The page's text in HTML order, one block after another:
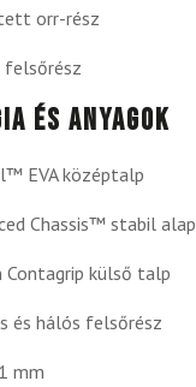
orr-rész
és anyagok
EVA középtalp
Chassis™ stabil alap
Contagrip külső talp
és hálós felsőrész
mm